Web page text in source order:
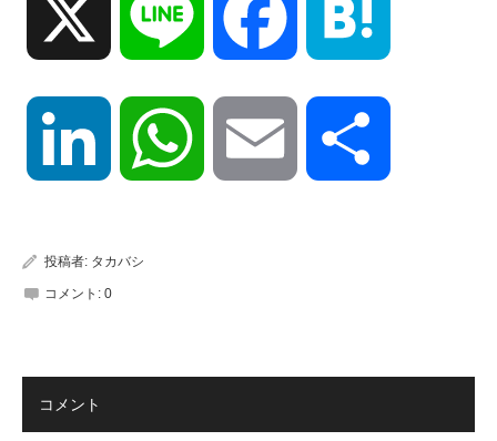
Line Facebook
LinkedIn WhatsApp Email
投稿者: タカバシ
コメント: 0
コメント